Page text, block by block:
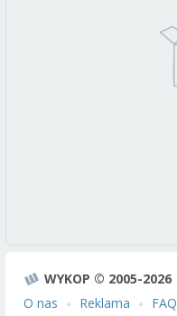
WYKOP © 2005-2026
O nas
Reklama FAQ